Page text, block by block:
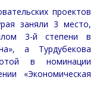
проектов
заняли 3 место,
3-й степени в
а Турдубекова
в номинации
«Экономическая